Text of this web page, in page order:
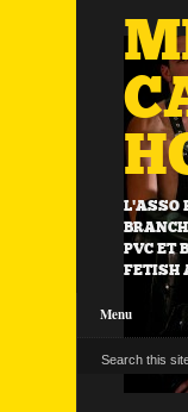
L'ASSO
PVC ET
FETISH
Menu